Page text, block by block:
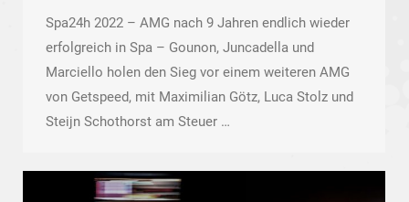
Spa24h 2022 – AMG nach 9 Jahren endlich wieder
erfolgreich in Spa – Gounon, Juncadella und
Marciello holen den Sieg vor einem weiteren AMG
von Getspeed, mit Maximilian Götz, Luca Stolz und
Steijn Schothorst am Steuer …